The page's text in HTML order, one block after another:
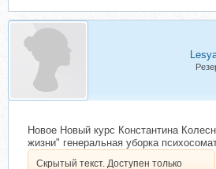
Новое Новый курс Константина
жизни" генеральная уборка
Скрытый текст. Доступен только